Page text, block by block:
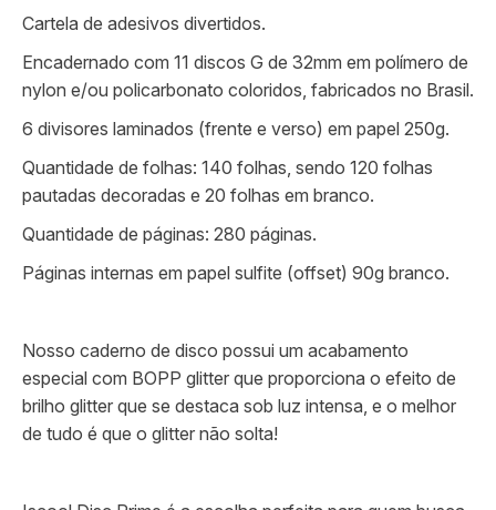
Cartela de adesivos divertidos.
Encadernado com 11 discos G de 32mm em polímero de
nylon e/ou policarbonato coloridos, fabricados no Brasil.
6 divisores laminados (frente e verso) em papel 250g.
Quantidade de folhas: 140 folhas, sendo 120 folhas
pautadas decoradas e 20 folhas em branco.
Quantidade de páginas: 280 páginas.
Páginas internas em papel sulfite (offset) 90g branco.
Nosso caderno de disco possui um acabamento
especial com BOPP glitter que proporciona o efeito de
brilho glitter que se destaca sob luz intensa, e o melhor
de tudo é que o glitter não solta!